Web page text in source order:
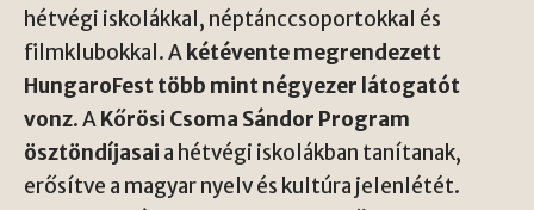
hétvégi iskolákkal, néptánccsoportokkal és
filmklubokkal. Akétévente megrendezett
HungaroFest több mint négyezer látogatót
vonz. AKőrösi Csoma Sándor Program
ösztöndíjasai a hétvégi iskolákban tanítanak,
erősítve a magyar nyelv és kultúra jelenlétét.